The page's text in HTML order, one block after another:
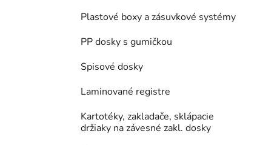
Plastové boxy a zásuvkové systémy
PP dosky s gumičkou
Spisové dosky
Laminované registre
Kartotéky, zakladače, sklápacie
držiaky na závesné zakl. dosky